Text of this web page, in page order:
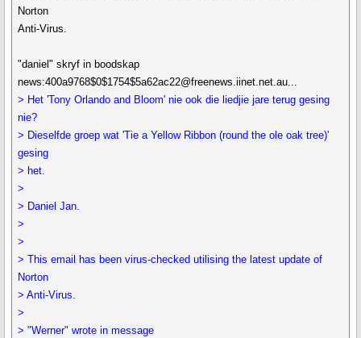
Norton
Anti-Virus.
"daniel" skryf in boodskap
news:400a9768$0$1754$5a62ac22@freenews.iinet.net.au...
> Het 'Tony Orlando and Bloom' nie ook die liedjie jare terug gesing
nie?
> Dieselfde groep wat 'Tie a Yellow Ribbon (round the ole oak tree)'
gesing
> het.
>
> Daniel Jan.
>
>
> This email has been virus-checked utilising the latest update of
Norton
> Anti-Virus.
>
> "Werner" wrote in message